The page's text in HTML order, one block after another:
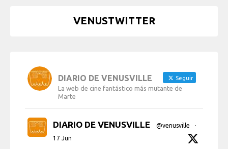
VENUSTWITTER
DIARIO DE VENUSVILLE Seguir
La web de cine fantástico más mutante de
Marte
DIARIO DE VENUSVILLE @venusville
·
17 Jun